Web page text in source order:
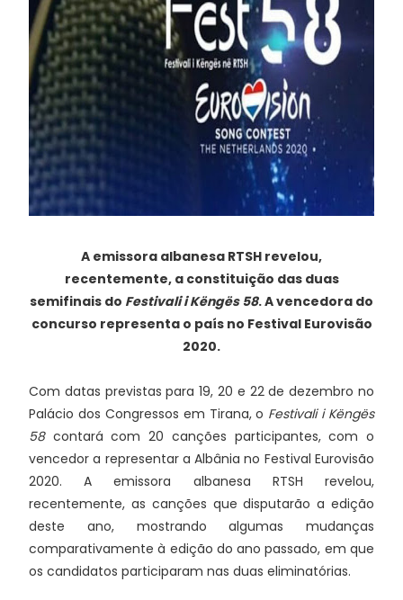
A emissora albanesa RTSH revelou,
recentemente, a constituição das duas
semifinais do Festivali i Këngës 58. A vencedora do
concurso representa o país no Festival Eurovisão
2020.
Com datas previstas para 19, 20 e 22 de dezembro no
Palácio dos Congressos em Tirana, o Festivali i Këngës
58contará com 20 canções participantes, com o
vencedor a representar a Albânia no Festival Eurovisão
2020. A emissora albanesa RTSH revelou,
recentemente, as canções que disputarão a edição
deste ano, mostrando algumas mudanças
comparativamente à edição do ano passado, em que
os candidatos participaram nas duas eliminatórias.